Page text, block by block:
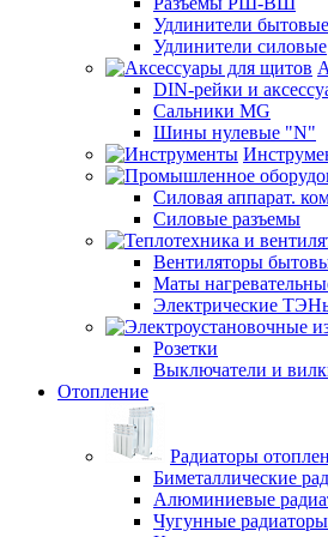
Удлинители бытовые
Удлинители силовые
DIN-рейки и
Сальники MG
Шины нулевые "N"
Силовая аппарат.
Силовые разъемы
Вентиляторы
Маты
Электрические
Розетки
Выключатели и
Отопление
Радиаторы
Биметаллические
Алюминиевые
Чугунные